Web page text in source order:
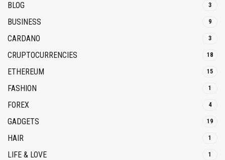
BLOG 3
BUSINESS 9
CARDANO 3
CRUPTOCURRENCIES 18
ETHEREUM 15
FASHION 1
FOREX 4
GADGETS 19
HAIR 1
LIFE & LOVE 1